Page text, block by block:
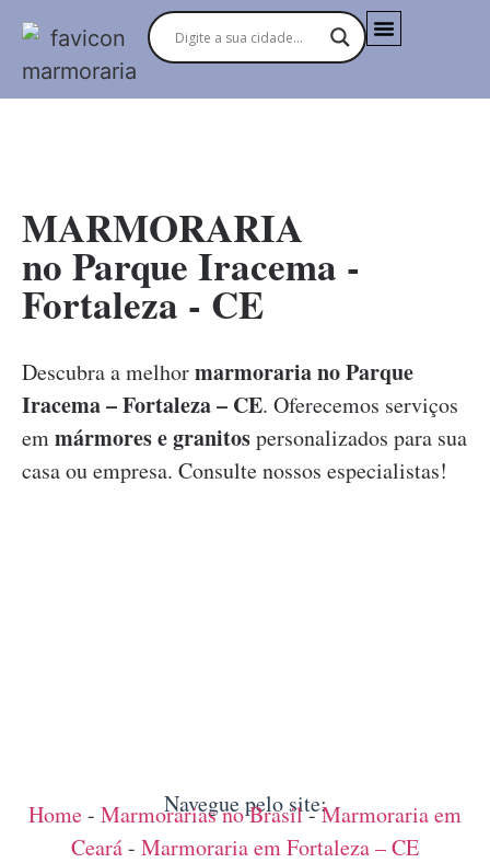
MARMORARIA
no Parque Iracema -
Fortaleza - CE
Descubra a melhormarmoraria no Parque
Iracema – Fortaleza – CE. Oferecemos serviços
emmármores e granitospersonalizados para sua
casa ou empresa. Consulte nossos especialistas!
Navegue pelo site:
Home- Marmorarias no Brasil-Marmoraria em
Ceará- Marmoraria em Fortaleza – CE